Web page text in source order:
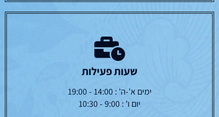
שעות פעילות
ימים א'-ה' : 14:00 - 19:00
יום ו' : 9:00 - 10:30